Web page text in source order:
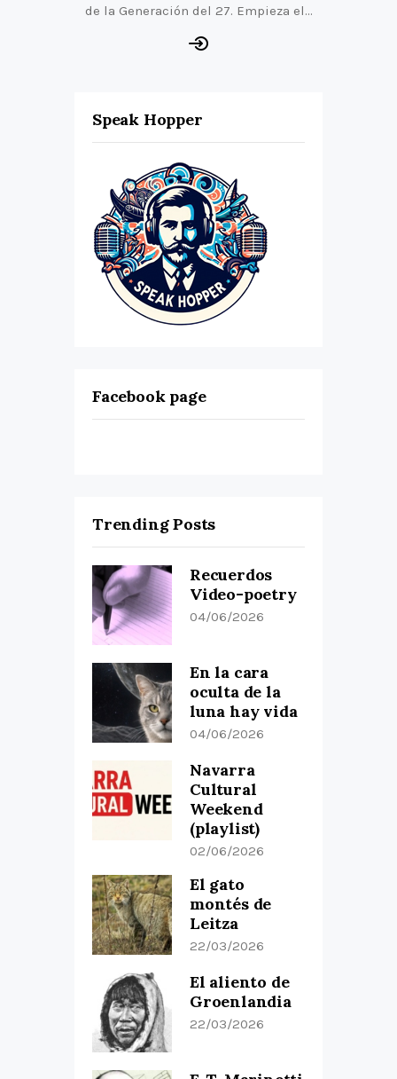
de la Generación del 27. Empieza el…
Speak Hopper
Facebook page
Trending Posts
Recuerdos
Video-poetry
04/06/2026
En la cara
oculta de la
luna hay vida
04/06/2026
Navarra
Cultural
Weekend
(playlist)
02/06/2026
El gato
montés de
Leitza
22/03/2026
El aliento de
Groenlandia
22/03/2026